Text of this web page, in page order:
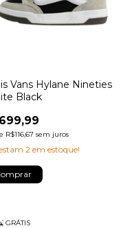
Vans Hylane Nineties
Black
R$116,67 sem juros
2 em estoque!
GRÁTIS